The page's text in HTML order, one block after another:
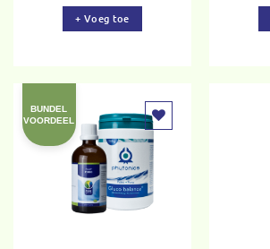
+ Voeg toe
BUNDEL
VOORDEEL
Toevoegen
aan
verlanglijst